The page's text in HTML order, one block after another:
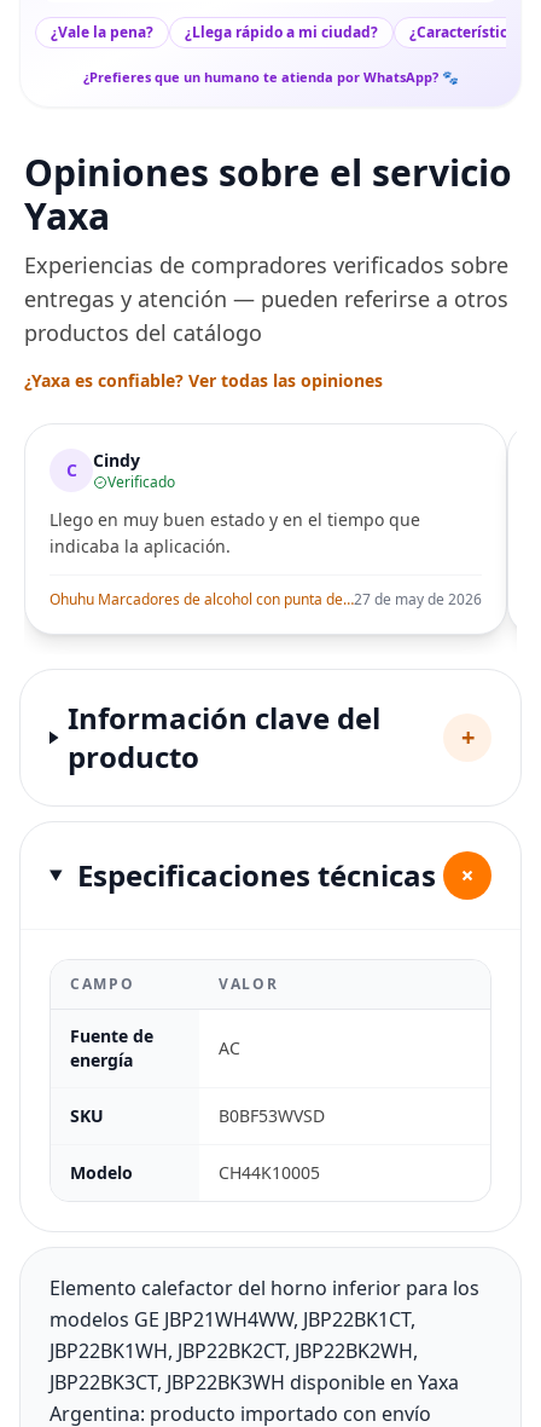
¿Vale la pena? ¿Llega rápido a mi ciudad? ¿Características
¿Prefieres que un humano te atienda por WhatsApp? 🐾
Opiniones sobre el servicio
Yaxa
Experiencias de compradores verificados sobre
entregas y atención — pueden referirse a otros
productos del catálogo
¿Yaxa es confiable? Ver todas las opiniones
C Cindy
Verificado
Llego en muy buen estado y en el tiempo que
indicaba la aplicación.
Ohuhu Marcadores de alcohol con punta de pincel – Juego de marcadores artísticos de doble punta con certificación AP para artistas adultos27 de may de 2026
Información clave del
producto
+
Especificaciones técnicas +
CAMPO VALOR
Fuente de
energía
AC
SKU B0BF53WVSD
Modelo CH44K10005
Elemento calefactor del horno inferior para los
modelos GE JBP21WH4WW, JBP22BK1CT,
JBP22BK1WH, JBP22BK2CT, JBP22BK2WH,
JBP22BK3CT, JBP22BK3WH disponible en Yaxa
Argentina: producto importado con envío